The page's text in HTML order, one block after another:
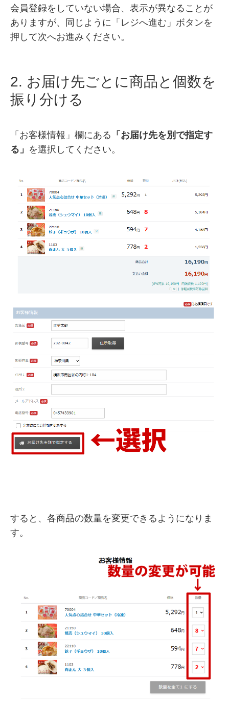
会員登録をしていない場合、表示が異なることが
ありますが、同じように「レジへ進む」ボタンを
押して次へお進みください。
2. お届け先ごとに商品と個数を
振り分ける
「お客様情報」欄にある 「お届け先を別で指定す
る」 を選択してください。
すると、各商品の数量を変更できるようになりま
す。